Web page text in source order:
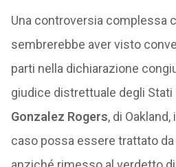
Una controversia complessa
sembrerebbe aver visto
parti nella dichiarazione
giudice distrettuale degli Stati
Gonzalez Rogers, di
caso possa essere trattato